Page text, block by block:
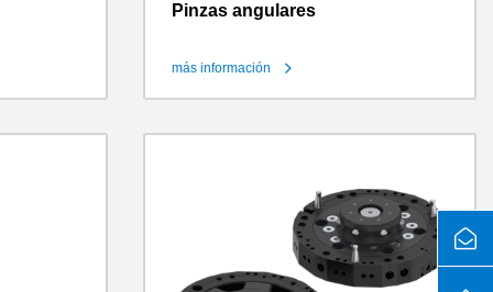
Pinzas angulares
más información